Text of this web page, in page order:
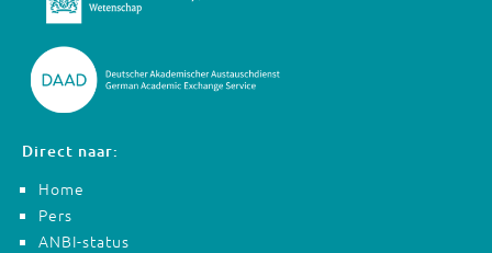
Direct naar:
Home
Pers
ANBI-status